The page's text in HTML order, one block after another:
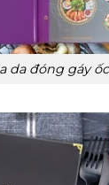
da đóng gáy